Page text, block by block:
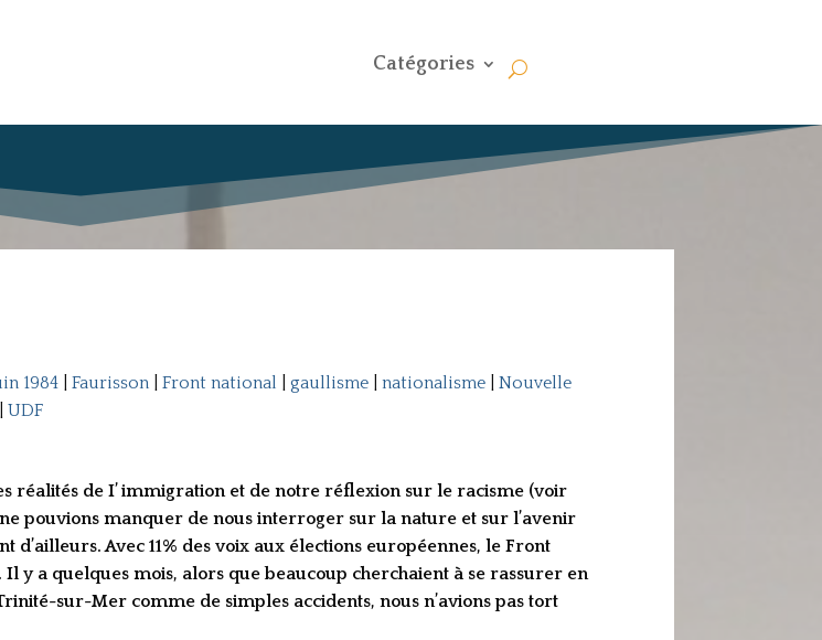
Catégories
1984| Faurisson| Front national gaullisme| nationalisme| Nouvelle
UDF
réalités de I’ immigration et de notre réflexion sur le racisme (voir
pouvions manquer de nous interroger sur la nature et sur l’avenir
d’ailleurs. Avec 11% des voix aux élections européennes, le Front
y a quelques mois, alors que beaucoup cherchaient à se rassurer en
sur-Mer comme de simples accidents, nous n’avions pas tort